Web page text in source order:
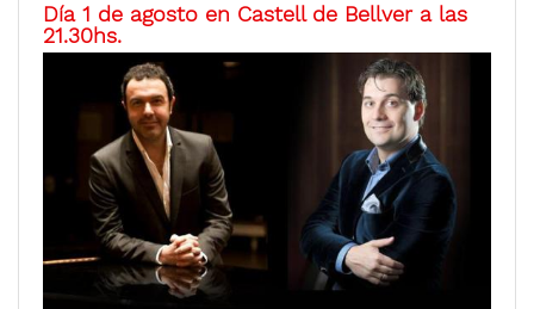
Día 1 de agosto en Castell de Bellver a las
21.30hs.